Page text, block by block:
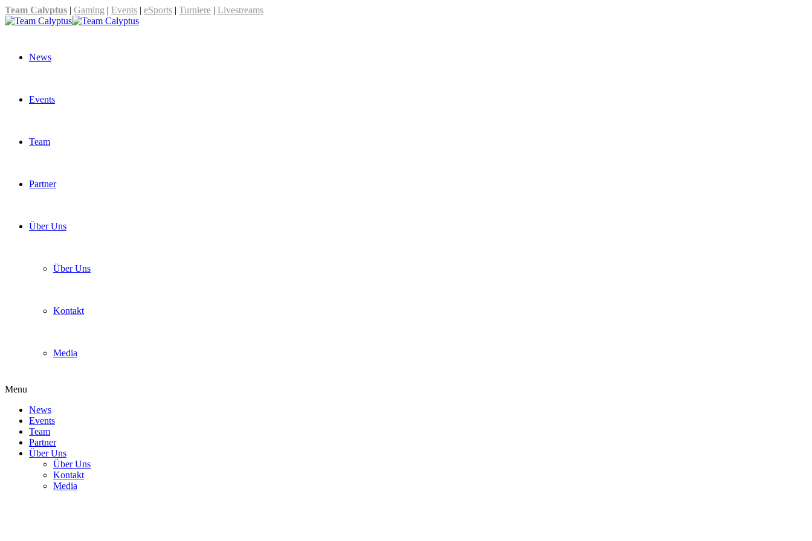
Team Calyptus | Gaming | Events | eSports | Turniere | Livestreams
News
Events
Team
Partner
Über Uns
Über Uns
Kontakt
Media
Menu
News
Events
Team
Partner
Über Uns
Über Uns
Kontakt
Media